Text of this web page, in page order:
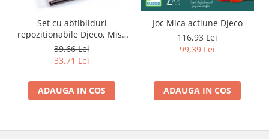
Set cu abtibilduri
repozitionabile Djeco, Miss
Lilyruby
39,66 Lei
33,71 Lei
ADAUGA IN COS
Joc Mica actiune Djeco
116,93 Lei
99,39 Lei
ADAUGA IN COS